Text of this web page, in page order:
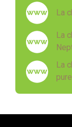
La
La
La